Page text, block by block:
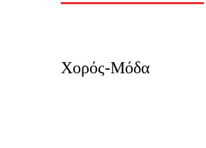
Χορός-Μόδα